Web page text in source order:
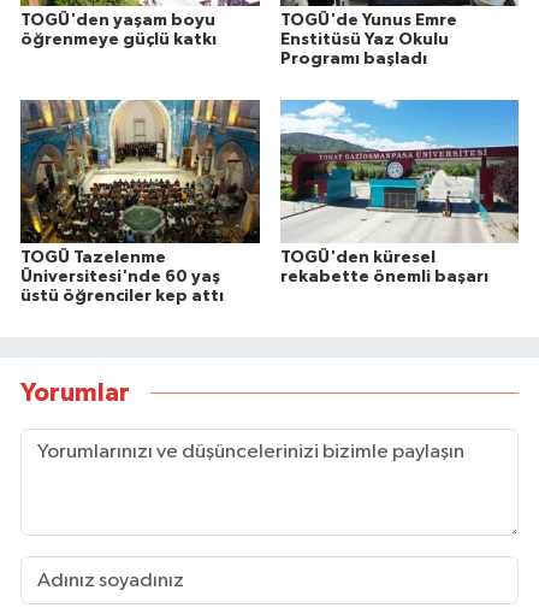
TOGÜ'den yaşam boyu
öğrenmeye güçlü katkı
TOGÜ'de Yunus Emre
Enstitüsü Yaz Okulu
Programı başladı
TOGÜ Tazelenme
Üniversitesi'nde 60 yaş
üstü öğrenciler kep attı
TOGÜ'den küresel
rekabette önemli başarı
Yorumlar